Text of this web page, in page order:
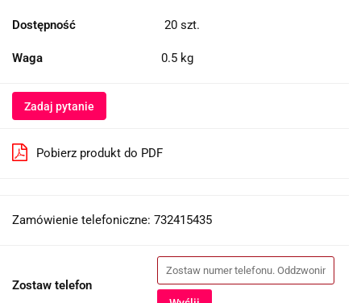
Dostępność 20 szt.
Waga 0.5 kg
Zadaj pytanie
Pobierz produkt do PDF
Zamówienie telefoniczne: 732415435
Zostaw telefon